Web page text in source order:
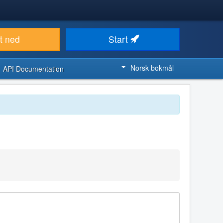
ned Start
API Documentation Norsk bokmål